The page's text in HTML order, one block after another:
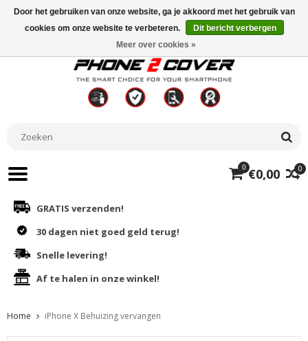
0
0 €0,00
GRATIS verzenden!
30 dagen niet goed geld terug!
Snelle levering!
Af te halen in onze winkel!
Home iPhone X Behuizing vervangen
Door het gebruiken van onze website, ga je akkoord met het gebruik van
cookies om onze website te verbeteren.
Dit bericht verbergen
Meer over cookies »